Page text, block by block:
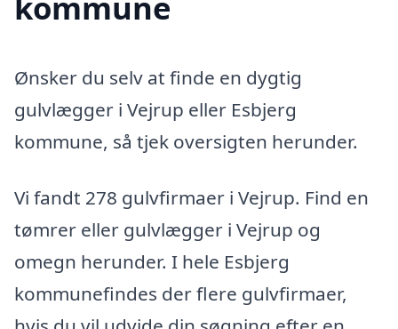
Ønsker du selv at finde en dygtig
gulvlægger i Vejrup eller Esbjerg
kommune, så tjek oversigten herunder.
Vi fandt 278 gulvfirmaer i Vejrup. Find en
tømrer eller gulvlægger i Vejrup og
omegn herunder. I hele Esbjerg
kommunefindes der flere gulvfirmaer,